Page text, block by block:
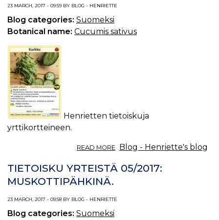
23 MARCH, 2017 - 09:59 BY BLOG - HENRIETTE
Blog categories: Suomeksi
Botanical name: Cucumis sativus
Henrietten tietoiskuja
yrttikortteineen.
READ MORE ABOUT
YRTEISTÄ
06/2017:
JA
Blog - Henriette's blog
TIETOISKU YRTEISTÄ 05/2017:
MUSKOTTIPÄHKINÄ.
23 MARCH, 2017 - 09:58 BY BLOG - HENRIETTE
Blog categories: Suomeksi